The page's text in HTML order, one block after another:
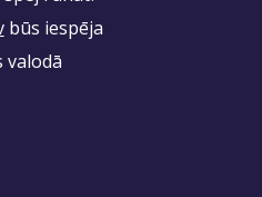
būs iespēja
valodā